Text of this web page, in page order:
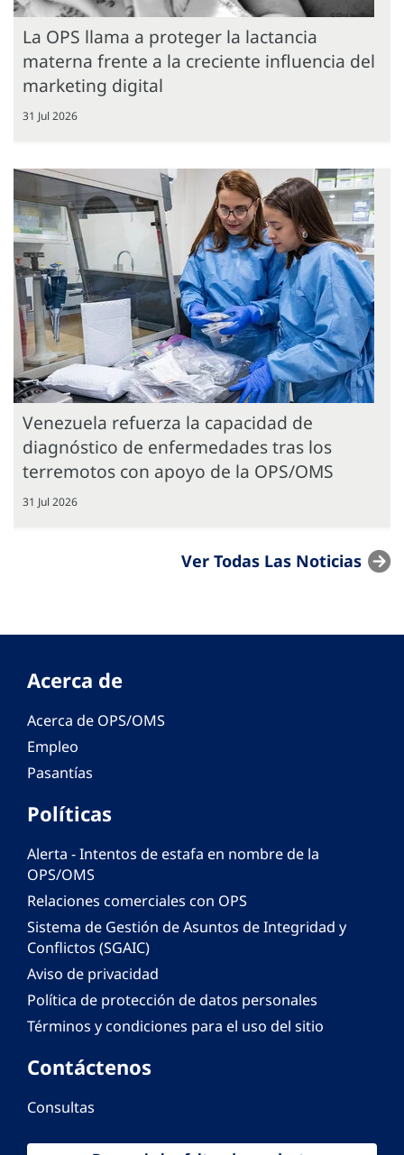
La OPS llama a proteger la lactancia
materna frente a la creciente influencia del
marketing digital
31 Jul 2026
Venezuela refuerza la capacidad de
diagnóstico de enfermedades tras los
terremotos con apoyo de la OPS/OMS
31 Jul 2026
Ver Todas Las Noticias
Acerca de
Acerca de OPS/OMS
Empleo
Pasantías
Políticas
Alerta - Intentos de estafa en nombre de la
OPS/OMS
Relaciones comerciales con OPS
Sistema de Gestión de Asuntos de Integridad y
Conflictos (SGAIC)
Aviso de privacidad
Política de protección de datos personales
Términos y condiciones para el uso del sitio
Contáctenos
Consultas